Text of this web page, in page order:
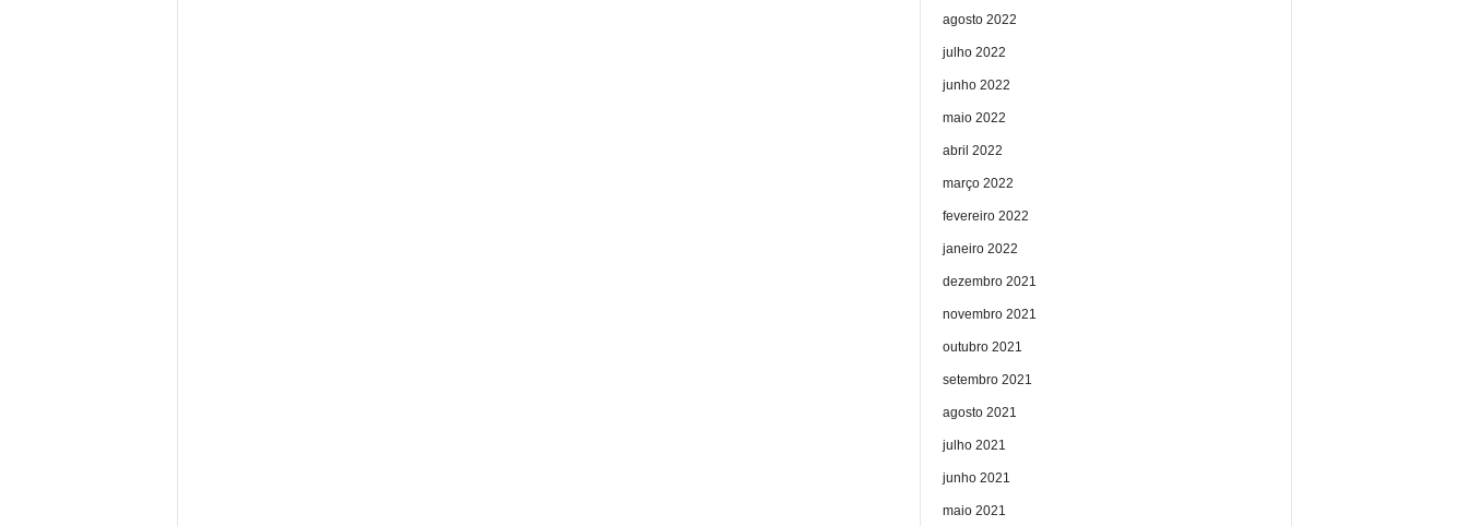
agosto 2022
julho 2022
junho 2022
maio 2022
abril 2022
março 2022
fevereiro 2022
janeiro 2022
dezembro 2021
novembro 2021
outubro 2021
setembro 2021
agosto 2021
julho 2021
junho 2021
maio 2021